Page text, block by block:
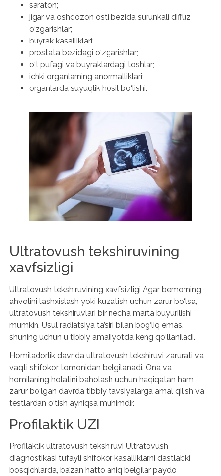
saraton;
jigar va oshqozon osti bezida surunkali diffuz
o‘zgarishlar;
buyrak kasalliklari;
prostata bezidagi o‘zgarishlar;
o‘t pufagi va buyraklardagi toshlar;
ichki organlarning anormalliklari;
organlarda suyuqlik hosil bo‘lishi.
Ultratovush tekshiruvining
xavfsizligi
Ultratovush tekshiruvining xavfsizligi Agar bemorning
ahvolini tashxislash yoki kuzatish uchun zarur bo‘lsa,
ultratovush tekshiruvlari bir necha marta buyurilishi
mumkin. Usul radiatsiya ta’siri bilan bog‘liq emas,
shuning uchun u tibbiy amaliyotda keng qo‘llaniladi.
Homiladorlik davrida ultratovush tekshiruvi zarurati va
vaqti shifokor tomonidan belgilanadi. Ona va
homilaning holatini baholash uchun haqiqatan ham
zarur bo‘lgan davrda tibbiy tavsiyalarga amal qilish va
testlardan o‘tish ayniqsa muhimdir.
Profilaktik UZI
Profilaktik ultratovush tekshiruvi Ultratovush
diagnostikasi tufayli shifokor kasalliklarni dastlabki
bosqichlarda, ba’zan hatto aniq belgilar paydo